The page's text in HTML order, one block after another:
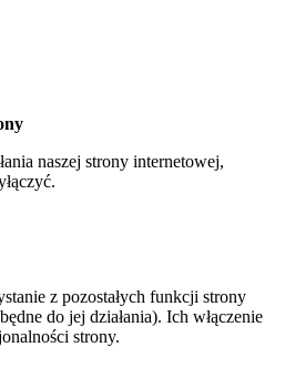
naszej strony internetowej,
z pozostałych funkcji strony
do jej działania). Ich włączenie
strony.